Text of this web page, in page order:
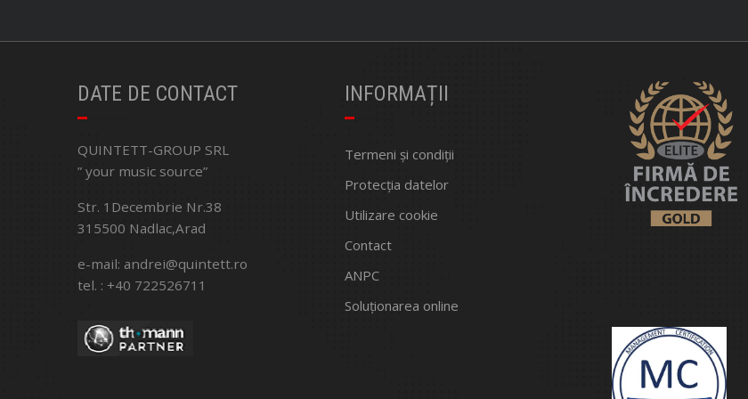
DATE DE CONTACT
QUINTETT-GROUP SRL
” your music source”
Str. 1Decembrie Nr.38
315500 Nadlac,Arad
e-mail: andrei@quintett.ro
tel. : +40 722526711
INFORMAȚII
Termeni și condiții
Protecția datelor
Utilizare cookie
Contact
ANPC
Soluționarea online